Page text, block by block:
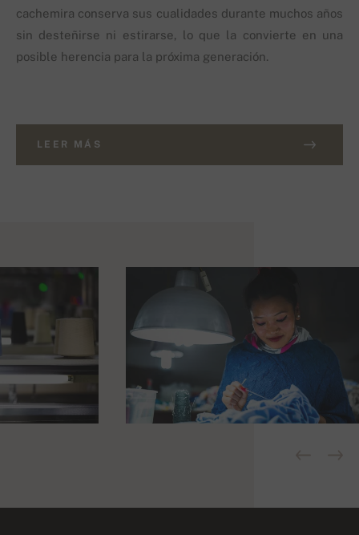
cachemira conserva sus cualidades durante muchos años
sin desteñirse ni estirarse, lo que la convierte en una
posible herencia para la próxima generación.
LEER MÁS